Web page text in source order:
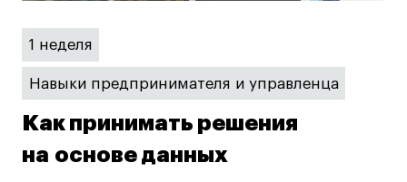
Условия возврата
Кредит на образование с господдержкой
Лицензия на осуществление образовательной
деятельности АНО ВО «Универсальный
Университет»
1 неделя
Навыки предпринимателя и управленца
Как принимать решения
на основе данных